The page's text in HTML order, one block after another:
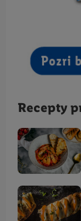
Recepty